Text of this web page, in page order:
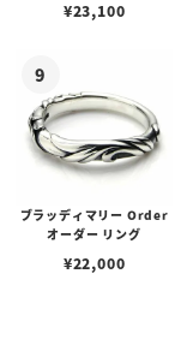
¥23,100
ブラッディマリー Order
オーダー リング
¥22,000